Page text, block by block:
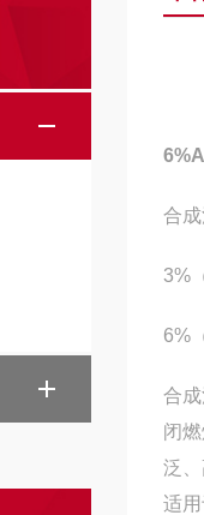
合
3%
6%
合
闭
泛
适